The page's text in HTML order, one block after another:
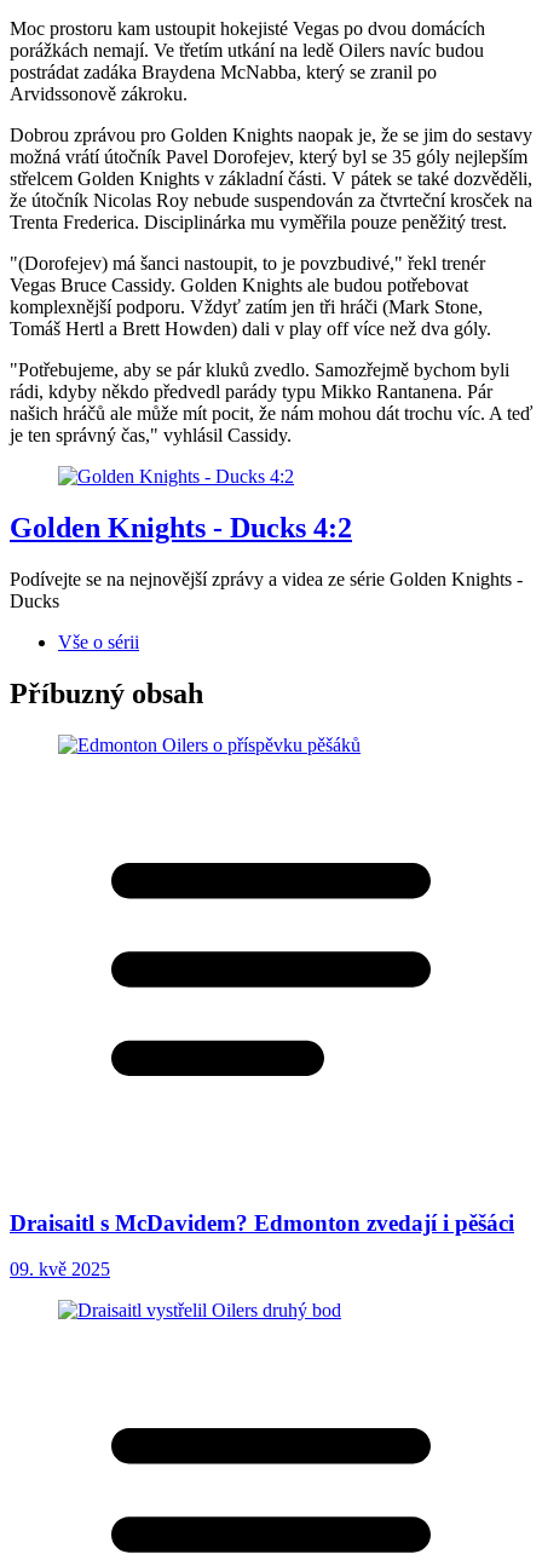
Moc prostoru kam ustoupit hokejisté Vegas po dvou domácích
porážkách nemají. Ve třetím utkání na ledě Oilers navíc budou
postrádat zadáka Braydena McNabba, který se zranil po
Arvidssonově zákroku.
Dobrou zprávou pro Golden Knights naopak je, že se jim do sestavy
možná vrátí útočník Pavel Dorofejev, který byl se 35 góly nejlepším
střelcem Golden Knights v základní části. V pátek se také dozvěděli,
že útočník Nicolas Roy nebude suspendován za čtvrteční krosček na
Trenta Frederica. Disciplinárka mu vyměřila pouze peněžitý trest.
"(Dorofejev) má šanci nastoupit, to je povzbudivé," řekl trenér
Vegas Bruce Cassidy. Golden Knights ale budou potřebovat
komplexnější podporu. Vždyť zatím jen tři hráči (Mark Stone,
Tomáš Hertl a Brett Howden) dali v play off více než dva góly.
"Potřebujeme, aby se pár kluků zvedlo. Samozřejmě bychom byli
rádi, kdyby někdo předvedl parády typu Mikko Rantanena. Pár
našich hráčů ale může mít pocit, že nám mohou dát trochu víc. A teď
je ten správný čas," vyhlásil Cassidy.
Golden Knights - Ducks 4:2
Podívejte se na nejnovější zprávy a videa ze série Golden Knights -
Ducks
Vše o sérii
Příbuzný obsah
Draisaitl s McDavidem? Edmonton zvedají i pěšáci
09. kvě 2025